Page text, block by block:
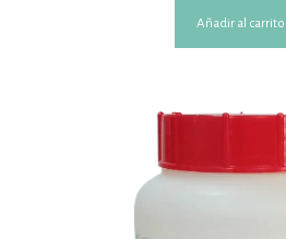
Añadir al carrito